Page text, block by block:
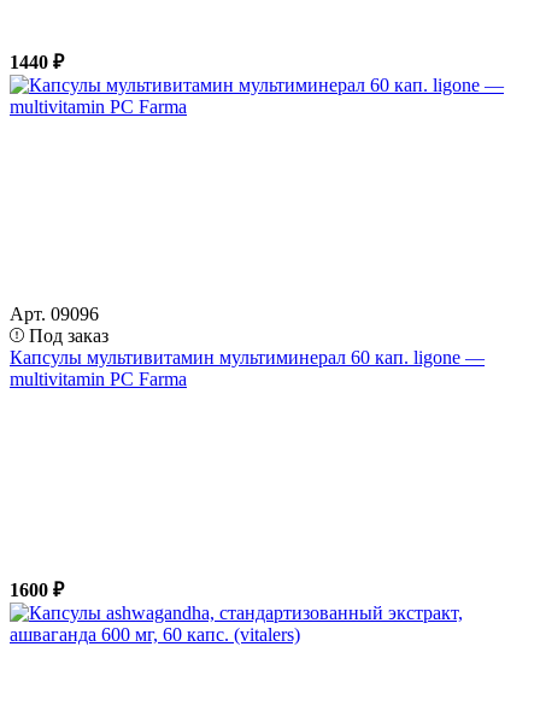
1440 ₽
Арт. 09096
Под заказ
Капсулы мультивитамин мультиминерал 60 кап. ligone —
multivitamin PC Farma
1600 ₽